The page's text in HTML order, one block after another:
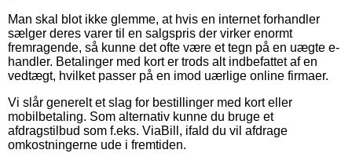
Man skal blot ikke glemme, at hvis en internet forhandler
sælger deres varer til en salgspris der virker enormt
fremragende, så kunne det ofte være et tegn på en uægte e-
handler. Betalinger med kort er trods alt indbefattet af en
vedtægt, hvilket passer på en imod uærlige online firmaer.
Vi slår generelt et slag for bestillinger med kort eller
mobilbetaling. Som alternativ kunne du bruge et
afdragstilbud som f.eks. ViaBill, ifald du vil afdrage
omkostningerne ude i fremtiden.